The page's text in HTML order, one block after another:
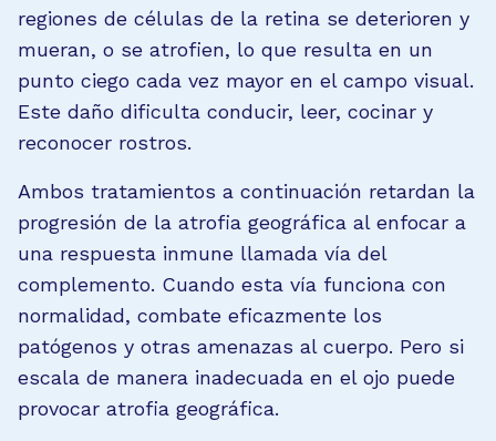
regiones de células de la retina se deterioren y
mueran, o se atrofien, lo que resulta en un
punto ciego cada vez mayor en el campo visual.
Este daño dificulta conducir, leer, cocinar y
reconocer rostros.
Ambos tratamientos a continuación retardan la
progresión de la atrofia geográfica al enfocar a
una respuesta inmune llamada vía del
complemento. Cuando esta vía funciona con
normalidad, combate eficazmente los
patógenos y otras amenazas al cuerpo. Pero si
escala de manera inadecuada en el ojo puede
provocar atrofia geográfica.